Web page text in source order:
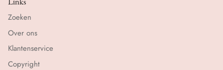
Zoeken
Over ons
Klantenservice
Copyright